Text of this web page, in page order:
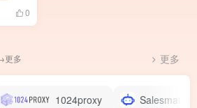
0
更多 更多
1024proxy Salesmartly